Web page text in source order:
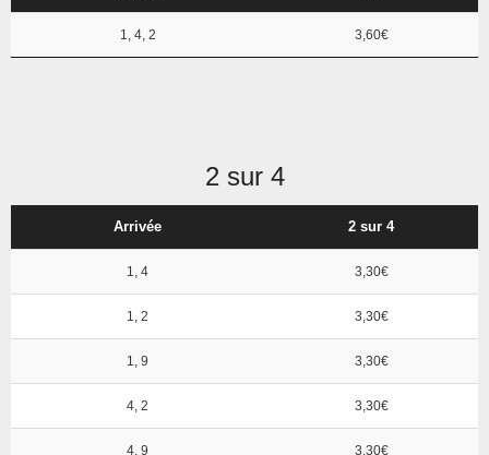
1, 4, 2 3,60€
2 sur 4
Arrivée 2 sur 4
1, 4 3,30€
1, 2 3,30€
1, 9 3,30€
4, 2 3,30€
4, 9 3,30€